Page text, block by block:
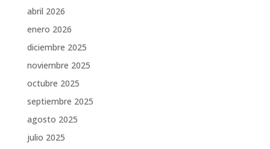
abril 2026
enero 2026
diciembre 2025
noviembre 2025
octubre 2025
septiembre 2025
agosto 2025
julio 2025